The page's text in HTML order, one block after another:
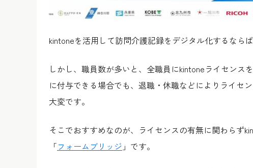
kintoneを活用して訪問介護記録をデジタル化するなら
しかし、職員数が多いと、全職員にkintoneライセンス
に付与できる場合でも、退職・休職などによりライセ
大変です。
そこでおすすめなのが、ライセンスの有無に関わらず
「フォームブリッジ 」です。